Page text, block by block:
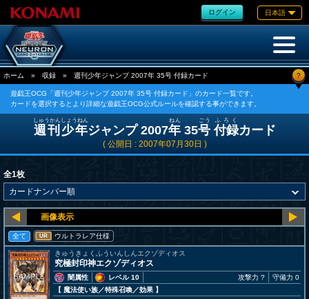
ログイン 日本語
ホーム » 収録 » 週刊少年ジャンプ 2007年 35号 付録カード ?
遊戯王OCG「週刊少年ジャンプ 2007年 35号 付録カード」のカード一覧です。
カードを選択するとより詳細な遊戯王OCG公式ルールを確認する事ができます。
週刊
しゅうかん
少年
しょうねん
ジャンプ 2007年
ねん
35号
ごう
付録
ふろく
カード
( 公開日 : 2007年07月30日 )
全1枚
全て UR ウルトラレア仕様
きゅうきょくふういんしんエクゾディオス
究極封印神エクゾディオス
闇属性
レベル 10
【 魔法使い族／特殊召喚／効果 】
攻撃力 ? 守備力 0